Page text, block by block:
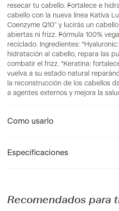
resecar tu cabello. Fortalece e
cabello con la nueva línea Kativa
Coenzyme Q10” y lucirás un
abiertas ni frizz. Fórmula 100%
reciclado. Ingredientes:
hidratación al cabello, repara las
combatir el frizz. *Keratina:
vuelva a su estado natural
la reconstrucción de los cabellos
a agentes externos y mejora la
Como usarlo
Especificaciones
Recomendados para